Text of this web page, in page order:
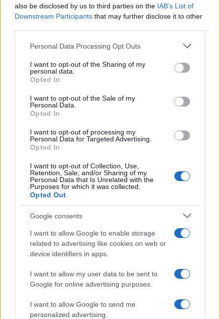
also be disclosed by us to third parties on the IAB’s List of
Downstream Participants that may further disclose it to other
Please note that this website/app uses one or more Google
not limited to your visit or usage behaviour. You may click to
grant or deny consent to Google and its third-party tags to
use your data for below specified purposes in below Google
consent section.
Personal Data Processing Opt Outs
I want to opt-out of the Sharing of my
personal data.
Opted In
I want to opt-out of the Sale of my
Personal Data.
Opted In
I want to opt-out of processing my
Personal Data for Targeted Advertising.
Opted In
I want to opt-out of Collection, Use,
Retention, Sale, and/or Sharing of my
Personal Data that Is Unrelated with the
Purposes for which it was collected.
Opted Out
Google consents
I want to allow Google to enable storage
related to advertising like cookies on web or
device identifiers in apps.
I want to allow my user data to be sent to
Google for online advertising purposes.
I want to allow Google to send me
personalized advertising.
Nuevo giro en el caso Yéremi Vargas:
desvelan el informe forense
El ‘caso Yéremi Vargas’, el niño desaparecido en 2007…
CRÓNICA
Curso de verano de la Universidad de La
Rioja finaliza con celebración
La Universidad de La Rioja despidió a 60…
CRÓNICA